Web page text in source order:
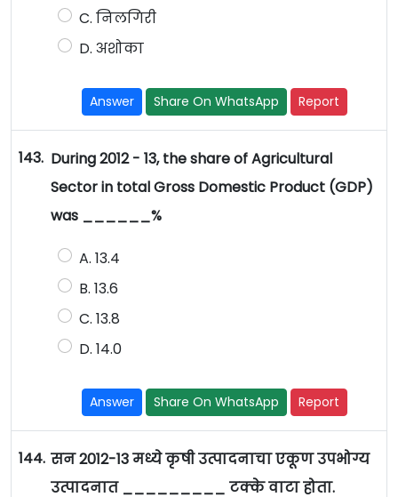
C. निलगिरी
D. अशोका
Answer Share On WhatsApp Report
143. During 2012 - 13, the share of Agricultural
Sector in total Gross Domestic Product (GDP)
was ______%
A. 13.4
B. 13.6
C. 13.8
D. 14.0
Answer Share On WhatsApp Report
144. सन 2012-13 मध्ये कृषी उत्पादनाचा एकूण उपभोग्य
उत्पादनात _________ टक्के वाटा होता.